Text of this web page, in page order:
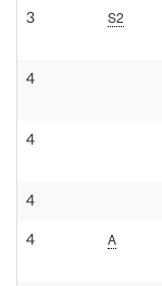
3 S2
4
4
4
4 A